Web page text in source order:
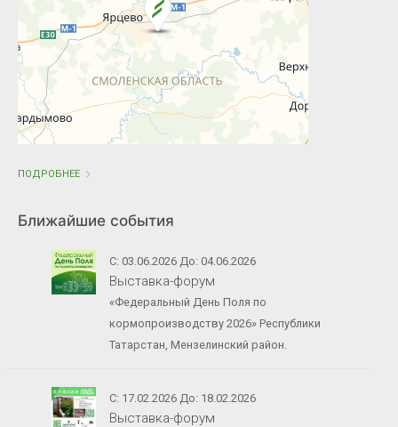
ПОДРОБНЕЕ
Ближайшие события
С: 03.06.2026 До: 04.06.2026
Выставка-форум
«Федеральный День Поля по
кормопроизводству 2026» Республики
Татарстан, Мензелинский район.
С: 17.02.2026 До: 18.02.2026
Выставка-форум